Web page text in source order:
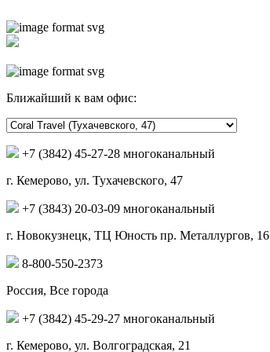
Ближайший к вам офис:
+7 (3842) 45-27-28 многоканальный
г. Кемерово, ул. Тухачевского, 47
+7 (3843) 20-03-09 многоканальный
г. Новокузнецк, ТЦ Юность пр. Металлургов, 16
8-800-550-2373
Россия, Все города
+7 (3842) 45-29-27 многоканальный
г. Кемерово, ул. Волгоградская, 21